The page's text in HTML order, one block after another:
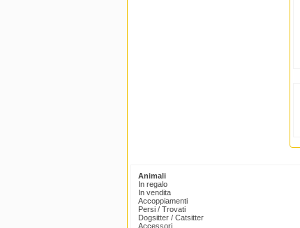
Animali
In regalo
In vendita
Accoppiamenti
Persi / Trovati
Dogsitter / Catsitter
Accessori